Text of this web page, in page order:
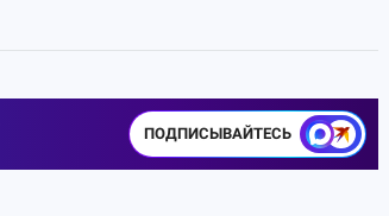
ПОДПИСЫВАЙТЕСЬ